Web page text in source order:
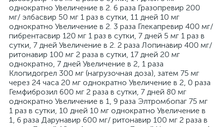
однократно Увеличение в 2. 6 раза Гразопревир 200
мг/ элбасвир 50 мг 1 раз в сутки, 11 дней 10 мг
однократно Увеличение в 2. 3 раза Глекапревир 400 мг/
пибрентасвир 120 мг 1 раз в сутки, 7 дней 5 мг 1 раз в
сутки, 7 дней Увеличение в 2. 2 раза Лопинавир 400 мг/
ритонавир 100 мг 2 раза в сутки, 17 дней 20 мг
однократно, 7 дней Увеличение в 2, 1 раза
Клопидогрел 300 мг (нагрузочная доза), затем 75 мг
через 24 часа 20 мг однократно Увеличение в 2, 0 раза
Гемфиброзил 600 мг 2 раза в сутки, 7 дней 80 мг
однократно Увеличение в 1, 9 раза Элтромбопаг 75 мг
1 раз в сутки, 10 дней 10 мг однократно Увеличение в
1, 6 раза Дарунавир 600 мг/ ритонавир 100 мг 2 раза в